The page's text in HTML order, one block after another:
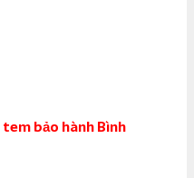
bảo hành Bình